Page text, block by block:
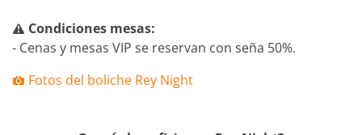
Condiciones mesas:
- Cenas y mesas VIP se reservan con seña 50%.
Fotos del boliche Rey Night